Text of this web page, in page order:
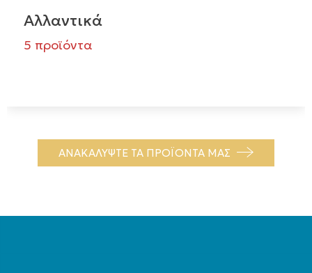
Αλλαντικά
5 προϊόντα
ΑΝΑΚΑΛΥΨΤΕ ΤΑ ΠΡΟΪΟΝΤΑ ΜΑΣ